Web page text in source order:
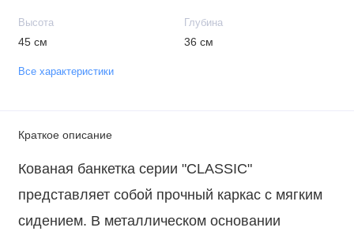
Высота
45 см
Глубина
36 см
Все характеристики
Краткое описание
Кованая банкетка серии "CLASSIC"
представляет собой прочный каркас с мягким
сидением. В металлическом основании